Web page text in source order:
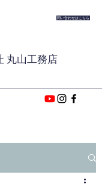
問い合わせはこちら
丸山工務店